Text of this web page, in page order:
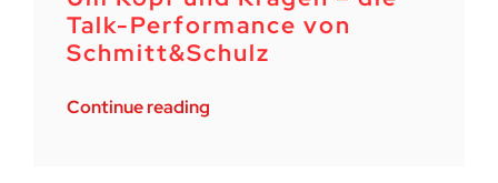
Talk-Performance von
Schmitt&Schulz
Continue reading